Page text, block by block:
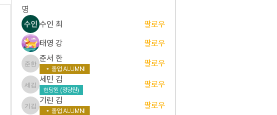
명
수인 최
팔로우
태영 강
팔로우
준서 한
준서 한
졸업 ALUMNI
팔로우
세민 김
세민 김
현당원 (정당원)
팔로우
기린 김
기린 김
졸업 ALUMNI
팔로우